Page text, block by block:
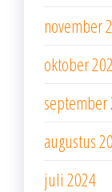
november
oktober
september
augustus
juli 2024